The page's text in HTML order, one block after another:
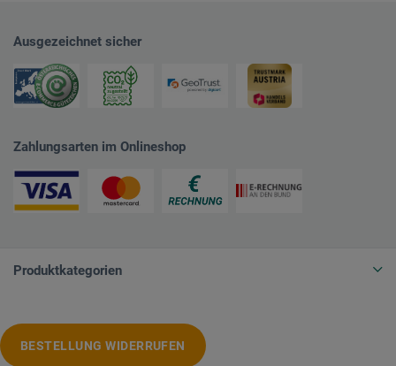
Ausgezeichnet sicher
Zahlungsarten im Onlineshop
Produktkategorien
BESTELLUNG WIDERRUFEN